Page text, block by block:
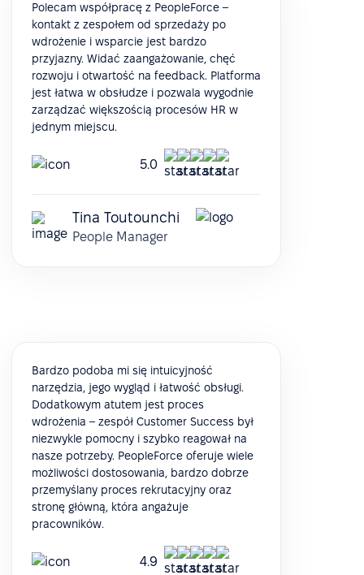
Polecam współpracę z PeopleForce –
kontakt z zespołem od sprzedaży po
wdrożenie i wsparcie jest bardzo
przyjazny. Widać zaangażowanie, chęć
rozwoju i otwartość na feedback. Platforma
jest łatwa w obsłudze i pozwala wygodnie
zarządzać większością procesów HR w
jednym miejscu.
5.0
Tina Toutounchi
People Manager
Bardzo podoba mi się intuicyjność
narzędzia, jego wygląd i łatwość obsługi.
Dodatkowym atutem jest proces
wdrożenia – zespół Customer Success był
niezwykle pomocny i szybko reagował na
nasze potrzeby. PeopleForce oferuje wiele
możliwości dostosowania, bardzo dobrze
przemyślany proces rekrutacyjny oraz
stronę główną, która angażuje
pracowników.
4.9